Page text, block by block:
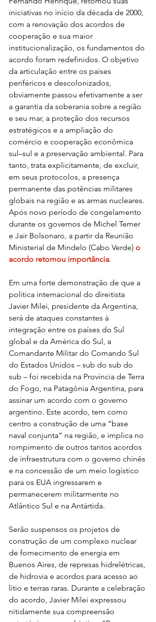
iniciativas no início da década de 2000,
com a renovação dos acordos de
cooperação e sua maior
institucionalização, os fundamentos do
acordo foram redefinidos. O objetivo
da articulação entre os países
periféricos e descolonizados,
obviamente passou efetivamente a ser
a garantia da soberania sobre a região
e seu mar, a proteção dos recursos
estratégicos e a ampliação do
comércio e cooperação econômica
sul–sul e a preservação ambiental. Para
tanto, trata explicitamente, de excluir,
em seus protocolos, a presença
permanente das potências militares
globais na região e as armas nucleares.
Após novo período de congelamento
durante os governos de Michel Temer
e Jair Bolsonaro, a partir da Reunião
Ministerial de Mindelo (Cabo Verde) o
acordo retomou importância.
Em uma forte demonstração de que a
política internacional do direitista
Javier Milei, presidente da Argentina,
será de ataques constantes à
integração entre os países do Sul
global e da América do Sul, a
Comandante Militar do Comando Sul
do Estados Unidos – sub do sub do
sub – foi recebida na Província de Terra
do Fogo, na Patagônia Argentina, para
assinar um acordo com o governo
argentino. Este acordo, tem como
centro a construção de uma “base
naval conjunta” na região, e implica no
rompimento de outros tantos acordos
de infraestrutura com o governo chinês
e na concessão de um meio logístico
para os EUA ingressarem e
permanecerem militarmente no
Atlântico Sul e na Antártida.
Serão suspensos os projetos de
construção de um complexo nuclear
de fornecimento de energia em
Buenos Aires, de represas hidrelétricas,
de hidrovia e acordos para acesso ao
lítio e terras raras. Durante a celebração
do acordo, Javier Milei expressou
nitidamente sua compreensão